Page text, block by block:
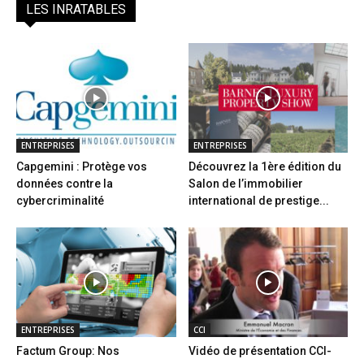
LES INRATABLES
ENTREPRISES
Capgemini : Protège vos
données contre la
cybercriminalité
ENTREPRISES
Découvrez la 1ère édition du
Salon de l’immobilier
international de prestige...
ENTREPRISES
Factum Group: Nos
CCI
Vidéo de présentation CCI-